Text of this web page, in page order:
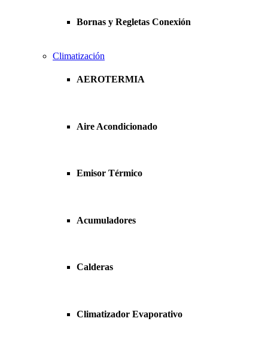
Bornas y Regletas Conexión
Climatización
AEROTERMIA
Aire Acondicionado
Emisor Térmico
Acumuladores
Calderas
Climatizador Evaporativo